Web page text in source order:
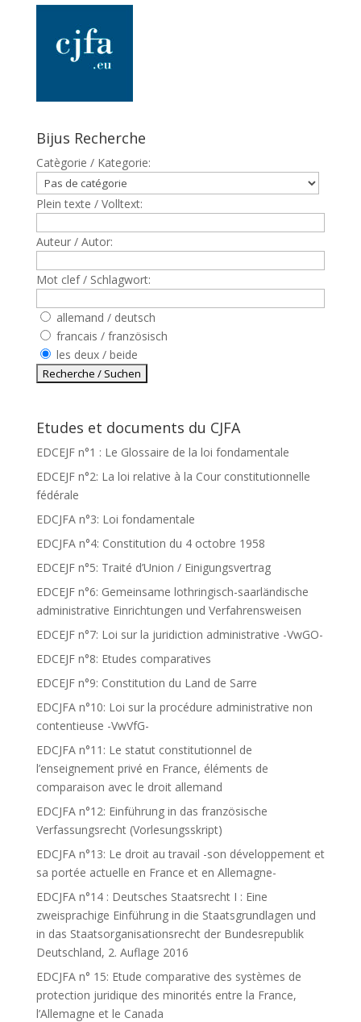
Bijus Recherche
Catègorie / Kategorie:
Plein texte / Volltext:
Auteur / Autor:
Mot clef / Schlagwort:
allemand / deutsch
francais / französisch
les deux / beide
Etudes et documents du CJFA
EDCEJF n°1 : Le Glossaire de la loi fondamentale
EDCEJF n°2: La loi relative à la Cour constitutionnelle
fédérale
EDCJFA n°3: Loi fondamentale
EDCJFA n°4: Constitution du 4 octobre 1958
EDCEJF n°5: Traité d’Union / Einigungsvertrag
EDCEJF n°6: Gemeinsame lothringisch-saarländische
administrative Einrichtungen und Verfahrensweisen
EDCEJF n°7: Loi sur la juridiction administrative -VwGO-
EDCEJF n°8: Etudes comparatives
EDCEJF n°9: Constitution du Land de Sarre
EDCJFA n°10: Loi sur la procédure administrative non
contentieuse -VwVfG-
EDCJFA n°11: Le statut constitutionnel de
l’enseignement privé en France, éléments de
comparaison avec le droit allemand
EDCJFA n°12: Einführung in das französische
Verfassungsrecht (Vorlesungsskript)
EDCJFA n°13: Le droit au travail -son développement et
sa portée actuelle en France et en Allemagne-
EDCJFA n°14 : Deutsches Staatsrecht I : Eine
zweisprachige Einführung in die Staatsgrundlagen und
in das Staatsorganisationsrecht der Bundesrepublik
Deutschland, 2. Auflage 2016
EDCJFA n° 15: Etude comparative des systèmes de
protection juridique des minorités entre la France,
l’Allemagne et le Canada